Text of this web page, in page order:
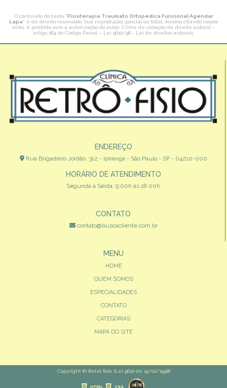
O conteúdo do texto "Fisioterapia Traumato Ortopédica Funcional Agendar
Lapa" é de direito reservado. Sua reprodução, parcial ou total, mesmo citando nossos
links, é proibida sem a autorização do autor. Crime de violação de direito autoral –
artigo 184 do Código Penal – Lei 9610/98 - Lei de direitos autorais
ENDEREÇO
Rua Brigadeiro Jordão, 312 - Ipiranga - São Paulo - SP - 04210-000
HORÁRIO DE ATENDIMENTO
Segunda à Sexta: 9:00h às 18:00h
CONTATO
contato@buscacliente.com.br
MENU
HOME
QUEM SOMOS
ESPECIALIDADES
CONTATO
CATEGORIAS
MAPA DO SITE
Copyright © Retrô fisio. (Lei 9610 de 19/02/1998)
HTML CSS